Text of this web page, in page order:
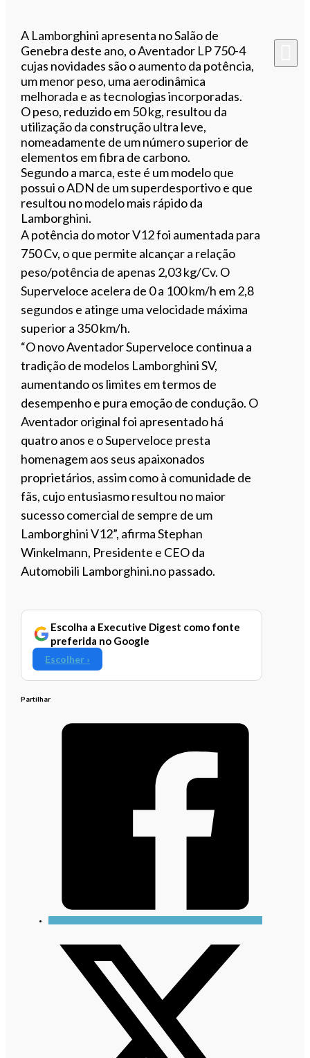
A Lamborghini apresenta no Salão de
Genebra deste ano, o Aventador LP 750-4
cujas novidades são o aumento da potência,
um menor peso, uma aerodinâmica
melhorada e as tecnologias incorporadas.
O peso, reduzido em 50 kg, resultou da
utilização da construção ultra leve,
nomeadamente de um número superior de
elementos em fibra de carbono.
Segundo a marca, este é um modelo que
possui o ADN de um superdesportivo e que
resultou no modelo mais rápido da
Lamborghini.
A potência do motor V12 foi aumentada para
750 Cv, o que permite alcançar a relação
peso/potência de apenas 2,03 kg/Cv. O
Superveloce acelera de 0 a 100 km/h em 2,8
segundos e atinge uma velocidade máxima
superior a 350 km/h.
“O novo Aventador Superveloce continua a
tradição de modelos Lamborghini SV,
aumentando os limites em termos de
desempenho e pura emoção de condução. O
Aventador original foi apresentado há
quatro anos e o Superveloce presta
homenagem aos seus apaixonados
proprietários, assim como à comunidade de
fãs, cujo entusiasmo resultou no maior
sucesso comercial de sempre de um
Lamborghini V12”, afirma Stephan
Winkelmann, Presidente e CEO da
Automobili Lamborghini.no passado.
Escolha a Executive Digest como fonte
preferida no Google
Escolher ›
Partilhar